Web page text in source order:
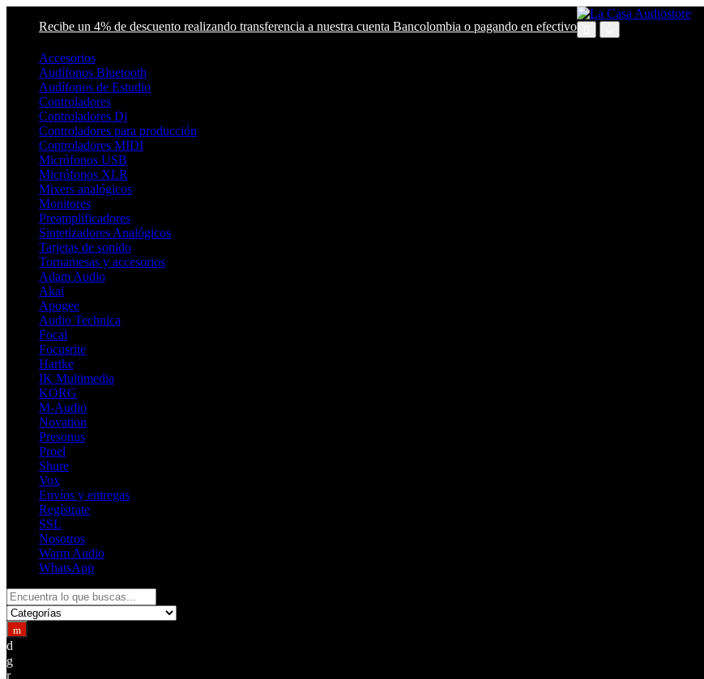
Recibe un 4% de descuento realizando transferencia a nuestra cuenta Bancolombia o pagando en efectivo
Accesorios
Audífonos Bluetooth
Audífonos de Estudio
Controladores
Controladores Dj
Controladores para producción
Controladores MIDI
Micrófonos USB
Micrófonos XLR
Mixers analógicos
Monitores
Preamplificadores
Sintetizadores Analógicos
Tarjetas de sonido
Tornamesas y accesorios
Adam Audio
Akai
Apogee
Audio Technica
Focal
Focusrite
Hartke
IK Multimedia
KORG
M-Audio
Novation
Presonus
Proel
Shure
Vox
Envíos y entregas
Regístrate
SSL
Nosotros
Warm Audio
WhatsApp
Search
for: